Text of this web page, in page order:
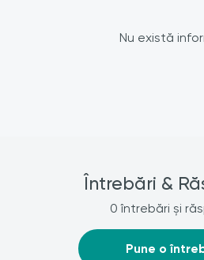
Nu există
Întrebări &
0 întrebări și
Pune o